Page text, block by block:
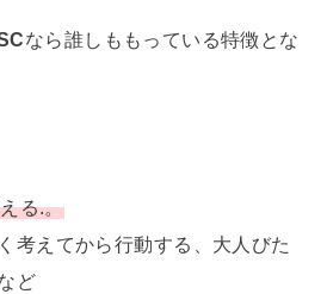
なら誰しももっている特徴とな
る.。
考えてから行動する、大人びた
ど